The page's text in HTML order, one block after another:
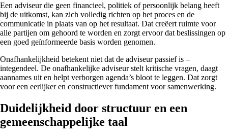
Een adviseur die geen financieel, politiek of persoonlijk belang heeft
bij de uitkomst, kan zich volledig richten op het proces en de
communicatie in plaats van op het resultaat. Dat creëert ruimte voor
alle partijen om gehoord te worden en zorgt ervoor dat beslissingen op
een goed geïnformeerde basis worden genomen.
Onafhankelijkheid betekent niet dat de adviseur passief is –
integendeel. De onafhankelijke adviseur stelt kritische vragen, daagt
aannames uit en helpt verborgen agenda’s bloot te leggen. Dat zorgt
voor een eerlijker en constructiever fundament voor samenwerking.
Duidelijkheid door structuur en een
gemeenschappelijke taal